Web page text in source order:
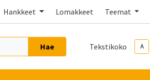
Hankkeet Lomakkeet Teemat
Hae Tekstikoko A